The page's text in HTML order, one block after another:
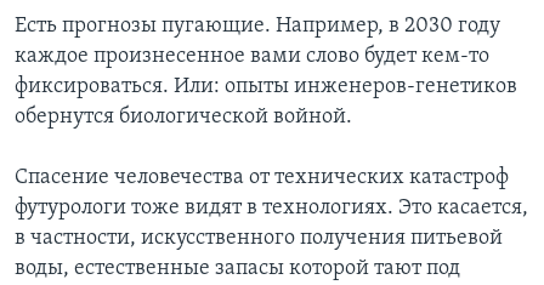
НЬЮ-ЙОРК NEW YORK
АМЕРИКА. БОЛЬШОЕ ПУТЕШЕСТВИЕ
ТЕСТЫ
ВИДЕО
ПОДПИСКА НА НОВОСТИ
СОЦИАЛЬНЫЕ СЕТИ
Есть прогнозы пугающие. Например, в 2030 году
каждое произнесенное вами слово будет кем-то
фиксироваться. Или: опыты инженеров-генетиков
обернутся биологической войной.
Спасение человечества от технических катастроф
футурологи тоже видят в технологиях. Это касается,
в частности, искусственного получения питьевой
воды, естественные запасы которой тают под